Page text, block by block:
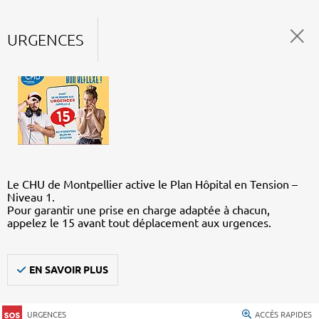
URGENCES
Le CHU de Montpellier active le Plan Hôpital en Tension –
Niveau 1.
Pour garantir une prise en charge adaptée à chacun,
appelez le 15 avant tout déplacement aux urgences.
EN SAVOIR PLUS
URGENCES ACCÈS RAPIDES